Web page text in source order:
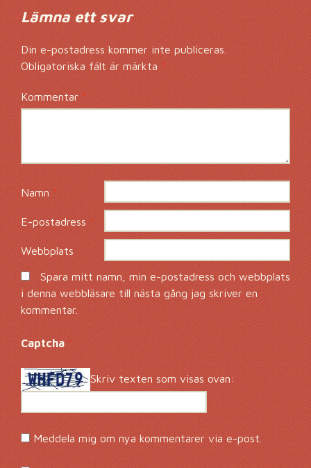
Lämna ett svar
Din e-postadress kommer inte publiceras.
Obligatoriska fält är märkta*
Kommentar*
Namn*
E-postadress*
Webbplats
Spara mitt namn, min e-postadress och webbplats
i denna webbläsare till nästa gång jag skriver en
kommentar.
Captcha *
Skriv texten som visas ovan:
Meddela mig om nya kommentarer via e-post.